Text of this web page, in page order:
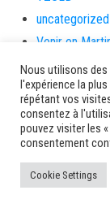
uncategorized
Venir en
Video
vidététladjéko
Vie Municipale
Viechere
Village artisanal
Nous utilisons
l'expérience la
répétant vos
consentez à
pouvez visiter les
consentement
Cookie Settings